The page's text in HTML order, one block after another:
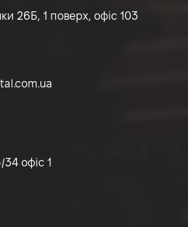
26Б, 1 поверх, офіс 103
34 офіс 1